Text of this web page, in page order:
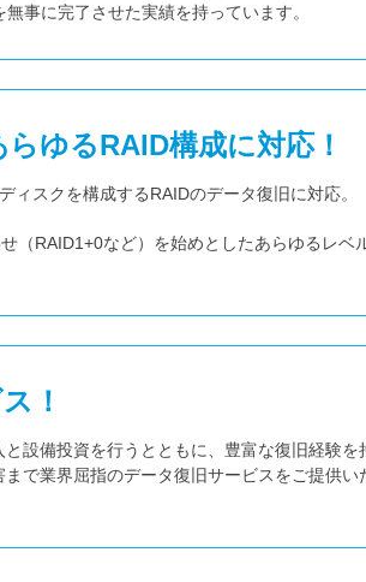
事に完了させた実績を持っています。
ゆるRAID構成に対応！
スクを構成するRAIDのデータ復旧に対応。
（RAID1+0など）を始めとしたあらゆるレベ
！
設備投資を行うとともに、豊富な復旧経験を
で業界屈指のデータ復旧サービスをご提供い